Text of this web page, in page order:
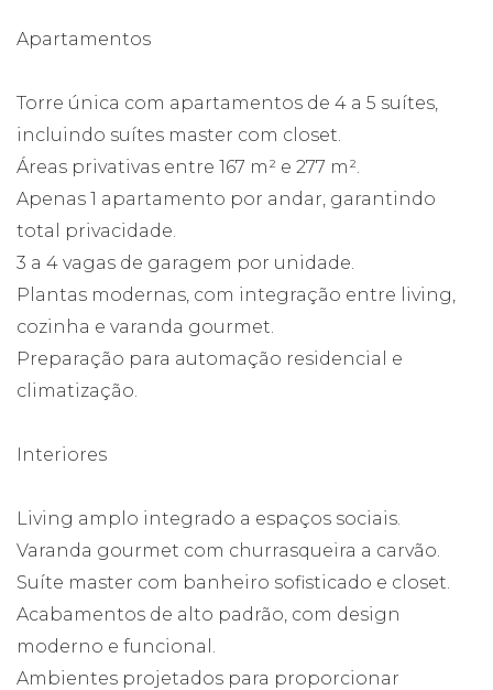
Apartamentos
Torre única com apartamentos de 4 a 5 suítes,
incluindo suítes master com closet.
Áreas privativas entre 167 m² e 277 m².
Apenas 1 apartamento por andar, garantindo
total privacidade.
3 a 4 vagas de garagem por unidade.
Plantas modernas, com integração entre living,
cozinha e varanda gourmet.
Preparação para automação residencial e
climatização.
Interiores
Living amplo integrado a espaços sociais.
Varanda gourmet com churrasqueira a carvão.
Suíte master com banheiro sofisticado e closet.
Acabamentos de alto padrão, com design
moderno e funcional.
Ambientes projetados para proporcionar